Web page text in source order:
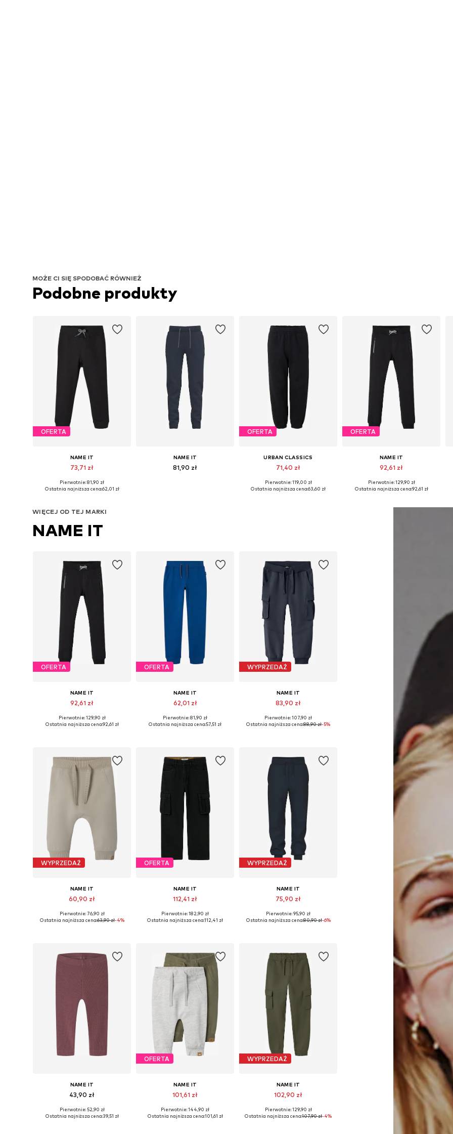
MOŻE CI SIĘ SPODOBAĆ RÓWNIEŻ
Podobne produkty
OFERTA
NAME IT
73,71 zł
Dostępne w różnych rozmiarach
Pierwotnie: 81,90 zł
Ostatnia najniższa cena:62,01 zł
NAME IT
81,90 zł
OFERTA
URBAN CLASSICS
71,40 zł
Pierwotnie: 119,00 zł
Ostatnia najniższa cena:63,60 zł
OFERTA
NAME IT
92,61 zł
Dostępne w różnych rozmiarach
Pierwotnie: 129,90 zł
Ostatnia najniższa cena:92,61 zł
WIĘCEJ OD TEJ MARKI
NAME IT
OFERTA
NAME IT
92,61 zł
Dostępne w różnych rozmiarach
Pierwotnie: 129,90 zł
Ostatnia najniższa cena:92,61 zł
OFERTA
NAME IT
62,01 zł
Dostępne w różnych rozmiarach
Pierwotnie: 81,90 zł
Ostatnia najniższa cena:57,51 zł
WYPRZEDAŻ
NAME IT
83,90 zł
Dostępne w różnych rozmiarach
Pierwotnie: 107,90 zł
Ostatnia najniższa cena:88,90 zł-5%
WYPRZEDAŻ
NAME IT
60,90 zł
Dostępne w różnych rozmiarach
Pierwotnie: 76,90 zł
Ostatnia najniższa cena:63,90 zł-4%
OFERTA
NAME IT
112,41 zł
Dostępne w różnych rozmiarach
Pierwotnie: 182,90 zł
Ostatnia najniższa cena:112,41 zł
WYPRZEDAŻ
NAME IT
75,90 zł
Dostępne w różnych rozmiarach
Pierwotnie: 95,90 zł
Ostatnia najniższa cena:80,90 zł-6%
NAME IT
43,90 zł
Dostępne w różnych rozmiarach
Pierwotnie: 52,90 zł
Ostatnia najniższa cena:39,51 zł
OFERTA
NAME IT
101,61 zł
Dostępne w różnych rozmiarach
Pierwotnie: 144,90 zł
Ostatnia najniższa cena:101,61 zł
WYPRZEDAŻ
NAME IT
102,90 zł
Dostępne w różnych rozmiarach
Pierwotnie: 129,90 zł
Ostatnia najniższa cena:107,90 zł-4%